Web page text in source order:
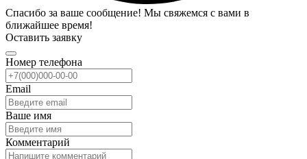
Спасибо за ваше сообщение! Мы свяжемся с вами в
ближайшее время!
Оставить заявку
Номер телефона
Email
Ваше имя
Комментарий